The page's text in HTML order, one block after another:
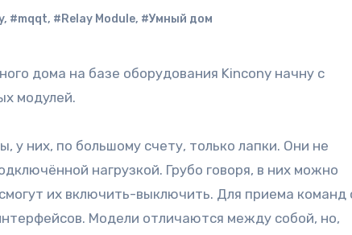
, #mqqt, #Relay Module, #Умный дом
модулей.
у них, по большому счету, только лапки. Они не
нагрузкой. Грубо говоря, в них можно
их включить-выключить. Для приема команд
Модели отличаются между собой, но,